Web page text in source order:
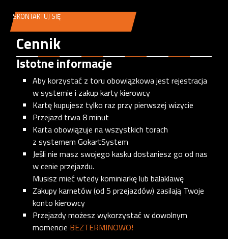
SKONTAKTUJ SIĘ
Cennik
Istotne informacje
Aby korzystać z toru obowiązkowa jest rejestracja
w systemie i zakup karty kierowcy
Kartę kupujesz tylko raz przy pierwszej wizycie
Przejazd trwa 8 minut
Karta obowiązuje na wszystkich torach
z systemem GokartSystem
Jeśli nie masz swojego kasku dostaniesz go od nas
w cenie przejazdu.
Musisz mieć wtedy kominiarkę lub balaklawę
Zakupy karnetów (od 5 przejazdów) zasilają Twoje
konto kierowcy
Przejazdy możesz wykorzystać w dowolnym
momencie BEZTERMINOWO!